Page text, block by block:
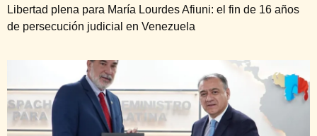
Libertad plena para María Lourdes Afiuni: el fin de 16 años
de persecución judicial en Venezuela